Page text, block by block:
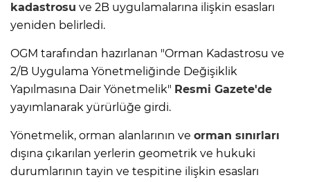
kadastrosu ve 2B uygulamalarına ilişkin esasları
yeniden belirledi.
OGM tarafından hazırlanan "Orman Kadastrosu ve
2/B Uygulama Yönetmeliğinde Değişiklik
Yapılmasına Dair Yönetmelik" Resmi Gazete'de
yayımlanarak yürürlüğe girdi.
Yönetmelik, orman alanlarının ve orman sınırları
dışına çıkarılan yerlerin geometrik ve hukuki
durumlarının tayin ve tespitine ilişkin esasları